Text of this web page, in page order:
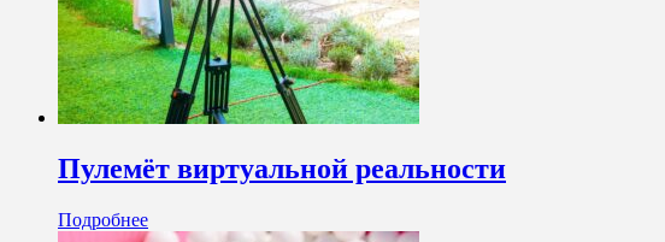
Пулемёт виртуальной реальности
Подробнее